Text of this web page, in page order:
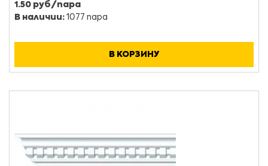
1.50 руб/пара
В наличии: 1077 пара
В КОРЗИНУ